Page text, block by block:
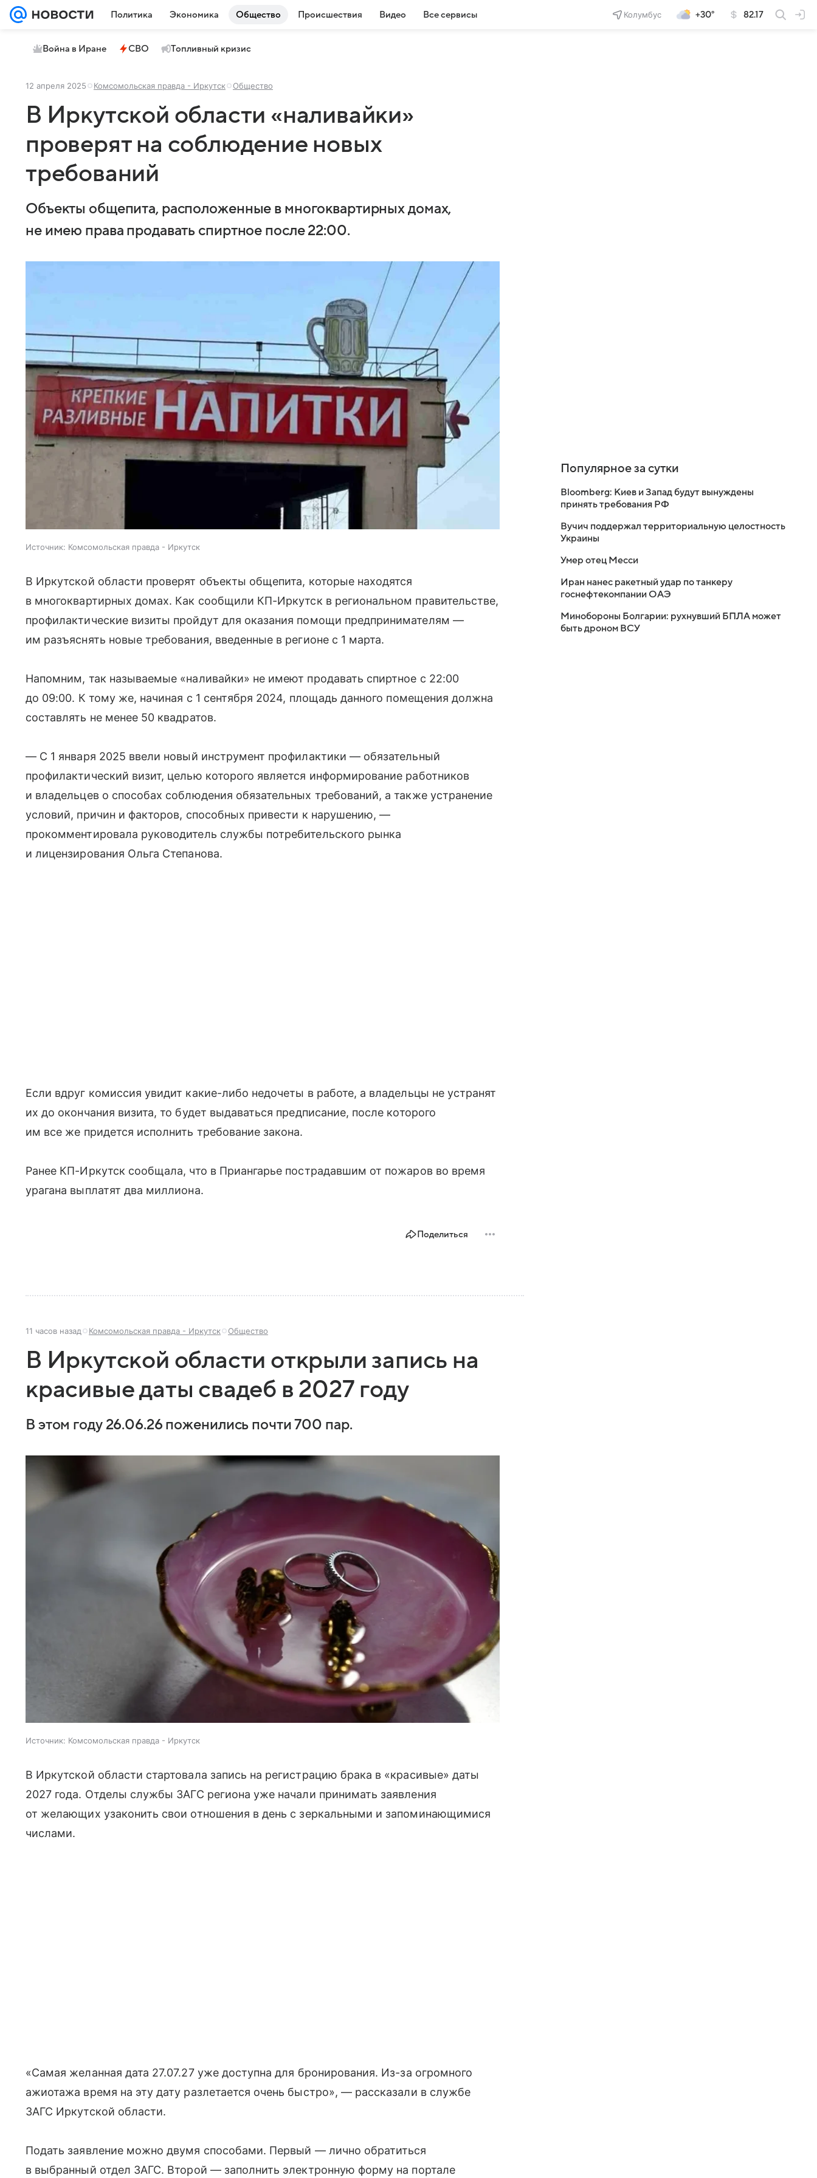
Политика Экономика Общество Происшествия Видео Все сервисы Колумбус +30° 82.17
Война в Иране СВО Топливный кризис
12 апреля 2025 Комсомольская правда - Иркутск Общество
В Иркутской области «наливайки»
проверят на соблюдение новых
требований
Объекты общепита, расположенные в многоквартирных домах,
не имею права продавать спиртное после 22:00.
Источник: Комсомольская правда - Иркутск
В Иркутской области проверят объекты общепита, которые находятся
в многоквартирных домах. Как сообщили КП-Иркутск в региональном правительстве,
профилактические визиты пройдут для оказания помощи предпринимателям —
им разъяснять новые требования, введенные в регионе с 1 марта.
Напомним, так называемые «наливайки» не имеют продавать спиртное с 22:00
до 09:00. К тому же, начиная с 1 сентября 2024, площадь данного помещения должна
составлять не менее 50 квадратов.
— С 1 января 2025 ввели новый инструмент профилактики — обязательный
профилактический визит, целью которого является информирование работников
и владельцев о способах соблюдения обязательных требований, а также устранение
условий, причин и факторов, способных привести к нарушению, —
прокомментировала руководитель службы потребительского рынка
и лицензирования Ольга Степанова.
Если вдруг комиссия увидит какие-либо недочеты в работе, а владельцы не устранят
их до окончания визита, то будет выдаваться предписание, после которого
им все же придется исполнить требование закона.
Ранее КП-Иркутск сообщала, что в Приангарье пострадавшим от пожаров во время
урагана выплатят два миллиона.
Поделиться
11 часов назад Комсомольская правда - Иркутск Общество
В Иркутской области открыли запись на
красивые даты свадеб в 2027 году
В этом году 26.06.26 поженились почти 700 пар.
Источник: Комсомольская правда - Иркутск
В Иркутской области стартовала запись на регистрацию брака в «красивые» даты
2027 года. Отделы службы ЗАГС региона уже начали принимать заявления
от желающих узаконить свои отношения в день с зеркальными и запоминающимися
числами.
«Самая желанная дата 27.07.27 уже доступна для бронирования. Из-за огромного
ажиотажа время на эту дату разлетается очень быстро», — рассказали в службе
ЗАГС Иркутской области.
Подать заявление можно двумя способами. Первый — лично обратиться
в выбранный отдел ЗАГС. Второй — заполнить электронную форму на портале
Популярное за сутки
Bloomberg: Киев и Запад будут вынуждены
принять требования РФ
Вучич поддержал территориальную целостность
Украины
Умер отец Месси
Иран нанес ракетный удар по танкеру
госнефтекомпании ОАЭ
Минобороны Болгарии: рухнувший БПЛА может
быть дроном ВСУ